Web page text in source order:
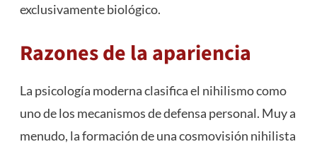
exclusivamente biológico.
Razones de la apariencia
La psicología moderna clasifica el nihilismo como
uno de los mecanismos de defensa personal. Muy a
menudo, la formación de una cosmovisión nihilista